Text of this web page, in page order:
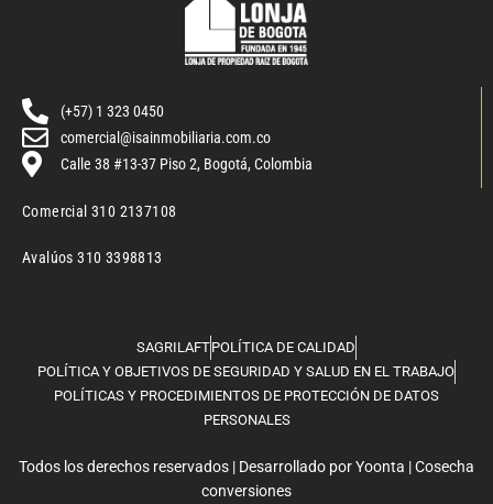
(+57) 1 323 0450
comercial@isainmobiliaria.com.co
Calle 38 #13-37 Piso 2, Bogotá, Colombia
Comercial 310 2137108
Avalúos 310 3398813
SAGRILAFTPOLÍTICA DE CALIDAD
POLÍTICA Y OBJETIVOS DE SEGURIDAD Y SALUD EN EL TRABAJO
POLÍTICAS Y PROCEDIMIENTOS DE PROTECCIÓN DE DATOS
PERSONALES
Todos los derechos reservados | Desarrollado porYoonta |Cosecha
conversiones